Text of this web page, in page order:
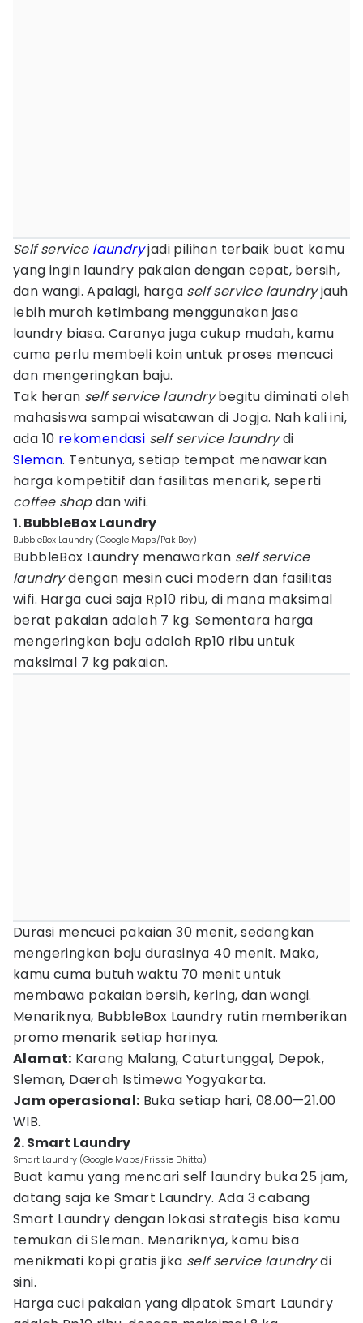
Self service laundryjadi pilihan terbaik buat kamu
yang ingin laundry pakaian dengan cepat, bersih,
dan wangi. Apalagi, harga self service laundryjauh
lebih murah ketimbang menggunakan jasa
laundry biasa. Caranya juga cukup mudah, kamu
cuma perlu membeli koin untuk proses mencuci
dan mengeringkan baju.
Tak heran self service laundrybegitu diminati oleh
mahasiswa sampai wisatawan di Jogja. Nah kali ini,
ada 10 rekomendasi self service laundrydi
Sleman. Tentunya, setiap tempat menawarkan
harga kompetitif dan fasilitas menarik, seperti
coffee shopdan wifi.
1. BubbleBox Laundry
BubbleBox Laundry (Google Maps/Pak Boy)
BubbleBox Laundry menawarkan self service
laundrydengan mesin cuci modern dan fasilitas
wifi. Harga cuci saja Rp10 ribu, di mana maksimal
berat pakaian adalah 7 kg. Sementara harga
mengeringkan baju adalah Rp10 ribu untuk
maksimal 7 kg pakaian.
Durasi mencuci pakaian 30 menit, sedangkan
mengeringkan baju durasinya 40 menit. Maka,
kamu cuma butuh waktu 70 menit untuk
membawa pakaian bersih, kering, dan wangi.
Menariknya, BubbleBox Laundry rutin memberikan
promo menarik setiap harinya.
Alamat: Karang Malang, Caturtunggal, Depok,
Sleman, Daerah Istimewa Yogyakarta.
Jam operasional: Buka setiap hari, 08.00—21.00
WIB.
2. Smart Laundry
Smart Laundry (Google Maps/Frissie Dhitta)
Buat kamu yang mencari self laundry buka 25 jam,
datang saja ke Smart Laundry. Ada 3 cabang
Smart Laundry dengan lokasi strategis bisa kamu
temukan di Sleman. Menariknya, kamu bisa
menikmati kopi gratis jika self service laundrydi
sini.
Harga cuci pakaian yang dipatok Smart Laundry